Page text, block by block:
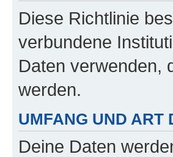
Diese Richtlinie
verbundene
Daten verwenden,
werden.
UMFANG UND ART
Deine Daten